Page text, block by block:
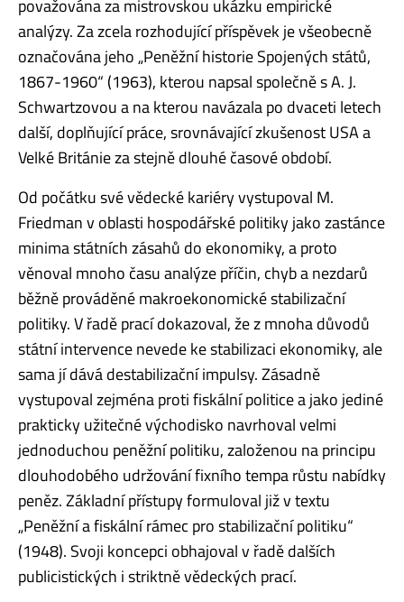
považována za mistrovskou ukázku empirické
analýzy. Za zcela rozhodující příspěvek je všeobecně
označována jeho „Peněžní historie Spojených států,
1867-1960“ (1963), kterou napsal společně s A. J.
Schwartzovou a na kterou navázala po dvaceti letech
další, doplňující práce, srovnávající zkušenost USA a
Velké Británie za stejně dlouhé časové období.
Od počátku své vědecké kariéry vystupoval M.
Friedman v oblasti hospodářské politiky jako zastánce
minima státních zásahů do ekonomiky, a proto
věnoval mnoho času analýze příčin, chyb a nezdarů
běžně prováděné makroekonomické stabilizační
politiky. V řadě prací dokazoval, že z mnoha důvodů
státní intervence nevede ke stabilizaci ekonomiky, ale
sama jí dává destabilizační impulsy. Zásadně
vystupoval zejména proti fiskální politice a jako jediné
prakticky užitečné východisko navrhoval velmi
jednoduchou peněžní politiku, založenou na principu
dlouhodobého udržování fixního tempa růstu nabídky
peněz. Základní přístupy formuloval již v textu
„Peněžní a fiskální rámec pro stabilizační politiku“
(1948). Svoji koncepci obhajoval v řadě dalších
publicistických i striktně vědeckých prací.